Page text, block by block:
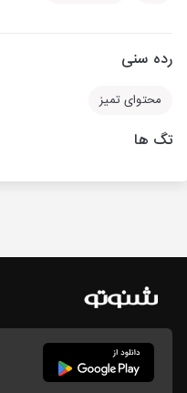
رده سنی
محتوای تمیز
تگ ها